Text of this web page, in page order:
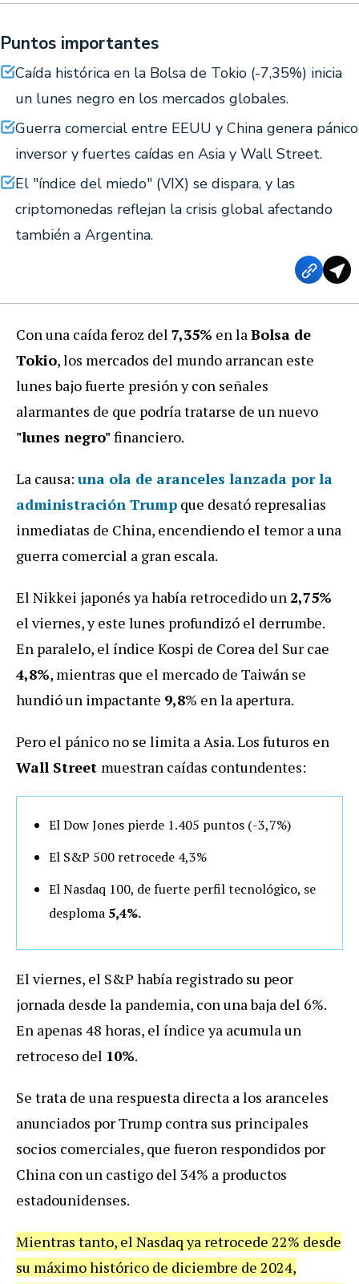
Puntos importantes
Caída histórica en la Bolsa de Tokio (-7,35%) inicia
un lunes negro en los mercados globales.
Guerra comercial entre EEUU y China genera pánico
inversor y fuertes caídas en Asia y Wall Street.
El "índice del miedo" (VIX) se dispara, y las
criptomonedas reflejan la crisis global afectando
también a Argentina.
Con una caída feroz del 7,35% en laBolsa de
Tokio, los mercados del mundo arrancan este
lunes bajo fuerte presión y con señales
alarmantes de que podría tratarse de un nuevo
"lunes negro"financiero.
La causa: una ola de aranceles lanzada por la
administración Trump que desató represalias
inmediatas de China, encendiendo el temor a una
guerra comercial a gran escala.
El Nikkei japonés ya había retrocedido un 2,75%
el viernes, y este lunes profundizó el derrumbe.
En paralelo, el índice Kospi de Corea del Sur cae
4,8%, mientras que el mercado de Taiwán se
hundió un impactante 9,8% en la apertura.
Pero el pánico no se limita a Asia. Los futuros en
Wall Street muestran caídas contundentes:
El Dow Jones pierde 1.405 puntos (-3,7%)
El S&P 500 retrocede 4,3%
El Nasdaq 100, de fuerte perfil tecnológico, se
desploma 5,4%.
El viernes, el S&P había registrado su peor
jornada desde la pandemia, con una baja del 6%.
En apenas 48 horas, el índice ya acumula un
retroceso del 10%.
Se trata de una respuesta directa a los aranceles
anunciados por Trump contra sus principales
socios comerciales, que fueron respondidos por
China con un castigo del 34% a productos
estadounidenses.
Mientras tanto, el Nasdaq ya retrocede 22% desde
su máximo histórico de diciembre de 2024,